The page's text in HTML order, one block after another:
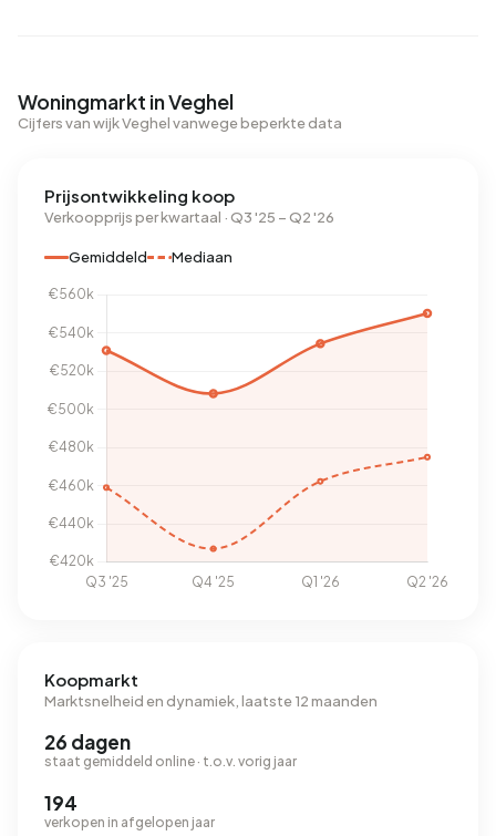
Woningmarkt in Veghel
Cijfers van wijk Veghel vanwege beperkte data
Prijsontwikkeling koop
Verkoopprijs per kwartaal · Q3 '25 – Q2 '26
Gemiddeld Mediaan
Koopmarkt
Marktsnelheid en dynamiek, laatste 12 maanden
26 dagen
staat gemiddeld online · t.o.v. vorig jaar
194
verkopen in afgelopen jaar